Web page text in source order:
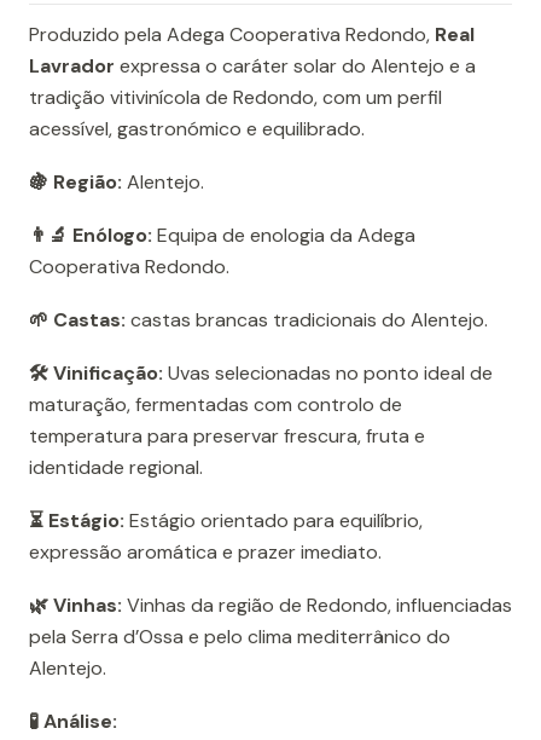
Produzido pela Adega Cooperativa Redondo, Real
Lavrador expressa o caráter solar do Alentejo e a
tradição vitivinícola de Redondo, com um perfil
acessível, gastronómico e equilibrado.
🍇 Região: Alentejo.
👨‍🔬 Enólogo: Equipa de enologia da Adega
Cooperativa Redondo.
🌱 Castas: castas brancas tradicionais do Alentejo.
🛠️ Vinificação: Uvas selecionadas no ponto ideal de
maturação, fermentadas com controlo de
temperatura para preservar frescura, fruta e
identidade regional.
⏳ Estágio: Estágio orientado para equilíbrio,
expressão aromática e prazer imediato.
🌿 Vinhas: Vinhas da região de Redondo, influenciadas
pela Serra d’Ossa e pelo clima mediterrânico do
Alentejo.
🧪 Análise: